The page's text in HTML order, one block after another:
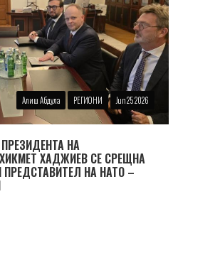
Алиш Абдула РЕГИОНИ Jun 25 2026
НА
ХАДЖИЕВ СЕ СРЕЩНА
НА НАТО –